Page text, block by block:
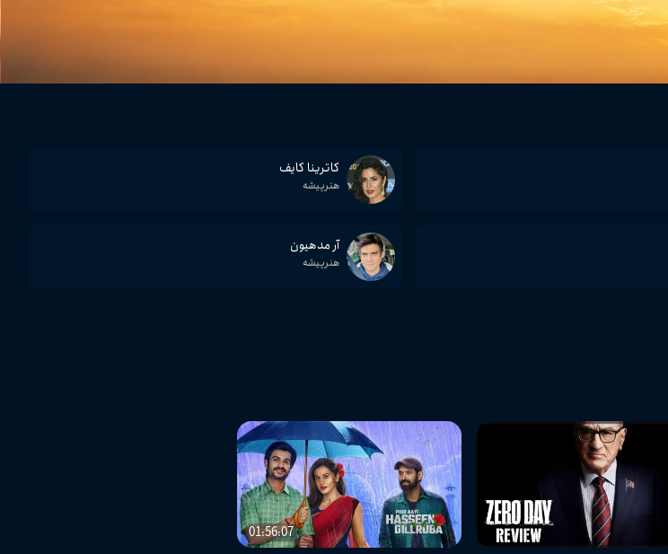
کاترینا کایف
هنرپیشه
آر مدهیون
هنرپیشه
01:56:07